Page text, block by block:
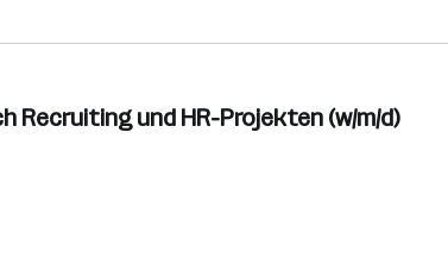
Recruiting und HR-Projekten (w/m/d)